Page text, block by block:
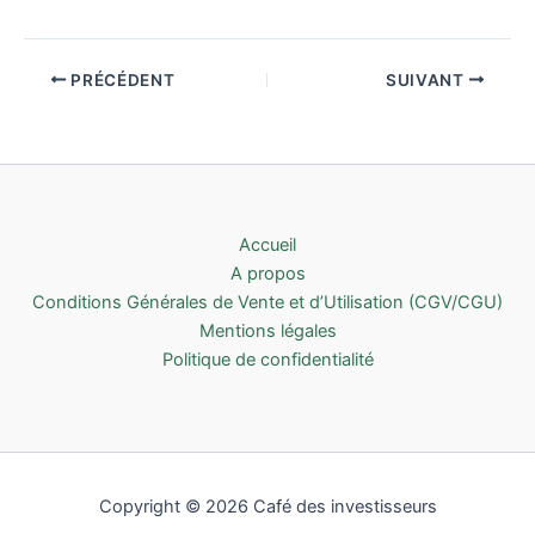
PRÉCÉDENT SUIVANT
Accueil
A propos
Conditions Générales de Vente et d’Utilisation (CGV/CGU)
Mentions légales
Politique de confidentialité
Copyright © 2026 Café des investisseurs